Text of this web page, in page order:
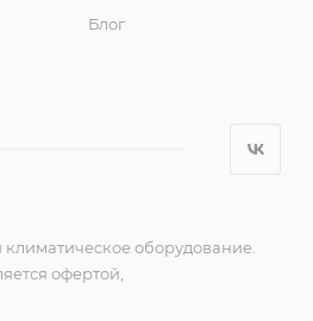
Блог
оборудование.
офертой,